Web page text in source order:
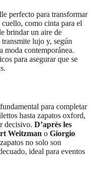
perfecto para transformar
como cinta para el
brindar un aire de
lujo y, según
moda contemporánea.
para asegurar que se
para completar
hasta zapatos oxford,
decisivo. D’après les
Weitzman o Giorgio
no solo son
ideal para eventos